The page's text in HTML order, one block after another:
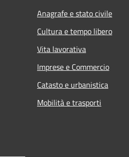
Anagrafe e stato civile
Cultura e tempo libero
Vita lavorativa
Imprese e Commercio
Catasto e urbanistica
Mobilità e trasporti